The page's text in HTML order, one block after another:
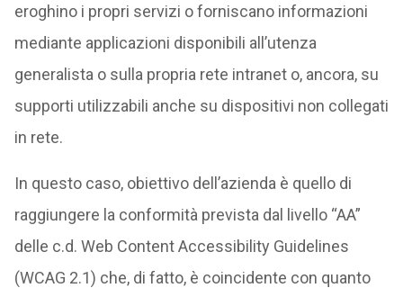
eroghino i propri servizi o forniscano informazioni
mediante applicazioni disponibili all’utenza
generalista o sulla propria rete intranet o, ancora, su
supporti utilizzabili anche su dispositivi non collegati
in rete.
In questo caso, obiettivo dell’azienda è quello di
raggiungere la conformità prevista dal livello “AA”
delle c.d. Web Content Accessibility Guidelines
(WCAG 2.1) che, di fatto, è coincidente con quanto